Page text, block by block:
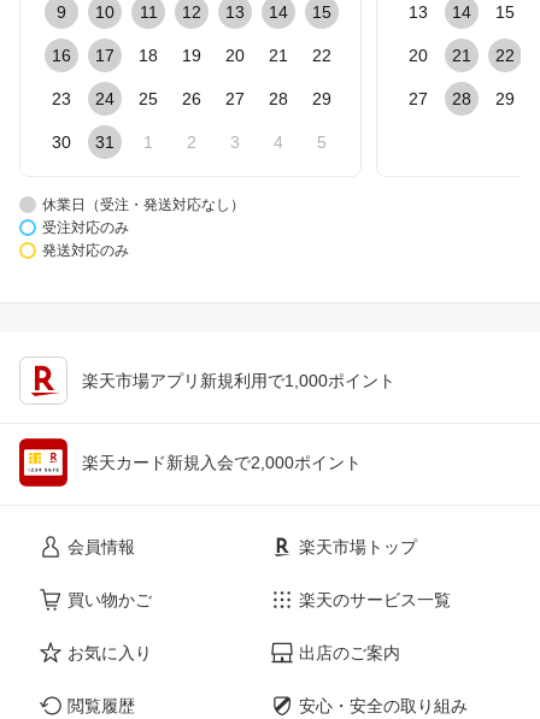
9 10 11 12 13 14 15
16 17 18 19 20 21 22
23 24 25 26 27 28 29
30 31 1 2 3 4 5
13 14 15
20 21 22
27 28 29
休業日（受注・発送対応なし）
受注対応のみ
発送対応のみ
楽天市場アプリ新規利用で1,000ポイント
楽天カード新規入会で2,000ポイント
会員情報
買い物かご
お気に入り
閲覧履歴
楽天市場トップ
楽天のサービス一覧
出店のご案内
安心・安全の取り組み